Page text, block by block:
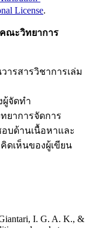
License.
ณะวิทยาการ
ารสารวิชาการเล่ม
จัดทำ
ยาการจัดการ
บด้านเนื้อหาและ
ดเห็นของผู้เขียน
I. G. A. K., &